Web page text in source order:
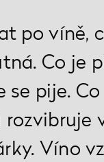
po víně,
Co je
se pije.
rozvibruje
Víno